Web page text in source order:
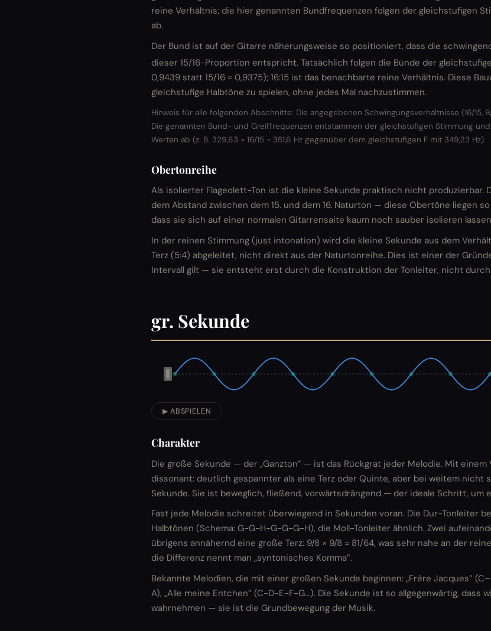
reine Verhältnis; die hier genannten Bundfrequenzen folgen der gleichstufigen
ab.
Der Bund ist auf der Gitarre näherungsweise so positioniert, dass die
dieser 15/16-Proportion entspricht. Tatsächlich folgen die Bünde der
0,9439 statt 15/16 = 0,9375); 16:15 ist das benachbarte reine Verhältnis. Diese
gleichstufige Halbtöne zu spielen, ohne jedes Mal nachzustimmen.
Hinweis für alle folgenden Abschnitte: Die angegebenen Schwingungsverhältnisse (16/15,
Die genannten Bund- und Greiffrequenzen entstammen der gleichstufigen Stimmung
Werten ab (z. B. 329,63 × 16/15 = 351,6 Hz gegenüber dem gleichstufigen F mit 349,23 Hz).
Obertonreihe
Als isolierter Flageolett-Ton ist die kleine Sekunde praktisch nicht produzierbar.
dem Abstand zwischen dem 15. und dem 16. Naturton — diese Obertöne liegen
dass sie sich auf einer normalen Gitarrensaite kaum noch sauber isolieren
In der reinen Stimmung (just intonation) wird die kleine Sekunde aus dem
Terz (5:4) abgeleitet, nicht direkt aus der Naturtonreihe. Dies ist einer der
Intervall gilt — sie entsteht erst durch die Konstruktion der Tonleiter, nicht
gr. Sekunde
▶ ABSPIELEN
Charakter
Die große Sekunde — der „Ganzton” — ist das Rückgrat jeder Melodie. Mit
dissonant: deutlich gespannter als eine Terz oder Quinte, aber bei weitem nicht
Sekunde. Sie ist beweglich, fließend, vorwärtsdrängend — der ideale Schritt, um
Fast jede Melodie schreitet überwiegend in Sekunden voran. Die Dur-Tonleiter
Halbtönen (Schema: G-G-H-G-G-G-H), die Moll-Tonleiter ähnlich. Zwei
übrigens annähernd eine große Terz: 9/8 × 9/8 = 81/64, was sehr nahe an der
die Differenz nennt man „syntonisches Komma”.
Bekannte Melodien, die mit einer großen Sekunde beginnen: „Frère Jacques”
A), „Alle meine Entchen” (C-D-E-F-G…). Die Sekunde ist so allgegenwärtig, dass
wahrnehmen — sie ist die Grundbewegung der Musik.